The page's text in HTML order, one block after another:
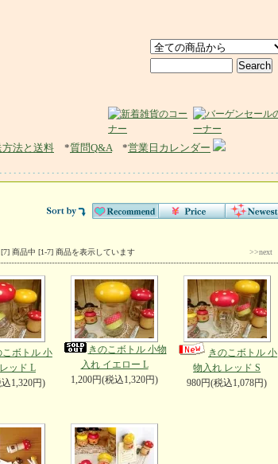
方法と送料 *質問Q&A*営業日カレンダー
商品中 [1-7] 商品を表示しています >>next
こボトル 小
ッド L
1,320円)
きのこボトル 小物
入れ イエロー L
1,200円(税込1,320円)
きのこボトル 小
物入れ レッド S
980円(税込1,078円)